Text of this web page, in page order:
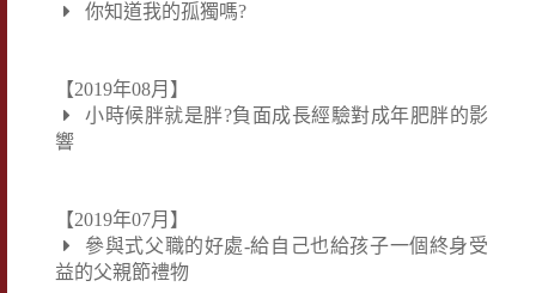
你知道我的孤獨嗎?
【2019年08月】
小時候胖就是胖?負面成長經驗對成年肥胖的影
響
【2019年07月】
參與式父職的好處-給自己也給孩子一個終身受
益的父親節禮物